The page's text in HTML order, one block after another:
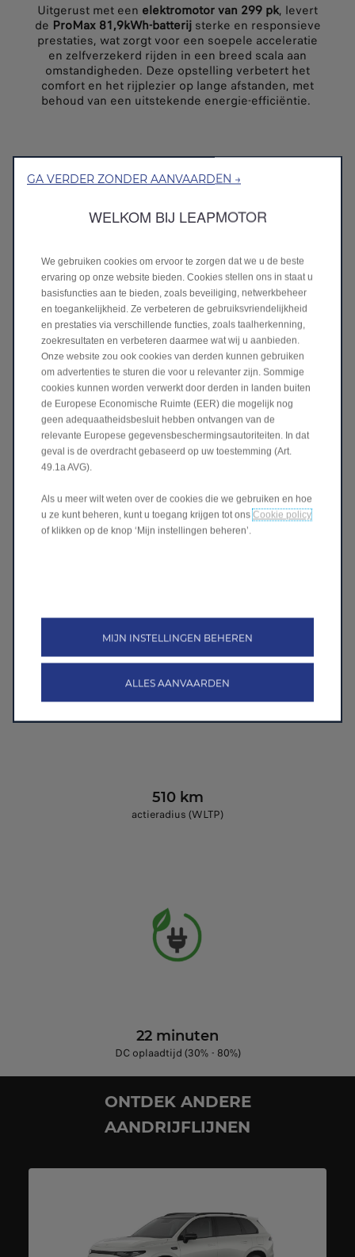
Uitgerust met een elektromotor van 299 pk, levert
de ProMax 81,9kWh-batterijsterke en responsieve
prestaties, wat zorgt voor een soepele acceleratie
en zelfverzekerd rijden in een breed scala aan
omstandigheden. Deze opstelling verbetert het
comfort en het rijplezier op lange afstanden, met
behoud van een uitstekende energie-efficiëntie.
RWD
2 wielen aandrijving
510 km
actieradius (WLTP)
22 minuten
DC oplaadtijd (30% - 80%)
ONTDEK ANDERE
AANDRIJFLIJNEN
GA VERDER ZONDER AANVAARDEN →
WELKOM BIJ LEAPMOTOR
We gebruiken cookies om ervoor te zorgen dat we u de beste
ervaring op onze website bieden. Cookies stellen ons in staat u
basisfuncties aan te bieden, zoals beveiliging, netwerkbeheer
en toegankelijkheid. Ze verbeteren de gebruiksvriendelijkheid
en prestaties via verschillende functies, zoals taalherkenning,
zoekresultaten en verbeteren daarmee wat wij u aanbieden.
Onze website zou ook cookies van derden kunnen gebruiken
om advertenties te sturen die voor u relevanter zijn. Sommige
cookies kunnen worden verwerkt door derden in landen buiten
de Europese Economische Ruimte (EER) die mogelijk nog
geen adequaatheidsbesluit hebben ontvangen van de
relevante Europese gegevensbeschermingsautoriteiten. In dat
geval is de overdracht gebaseerd op uw toestemming (Art.
49.1a AVG).
Als u meer wilt weten over de cookies die we gebruiken en hoe
u ze kunt beheren, kunt u toegang krijgen tot ons Cookie policy
of klikken op de knop ‘Mijn instellingen beheren’.
MIJN INSTELLINGEN BEHEREN
ALLES AANVAARDEN